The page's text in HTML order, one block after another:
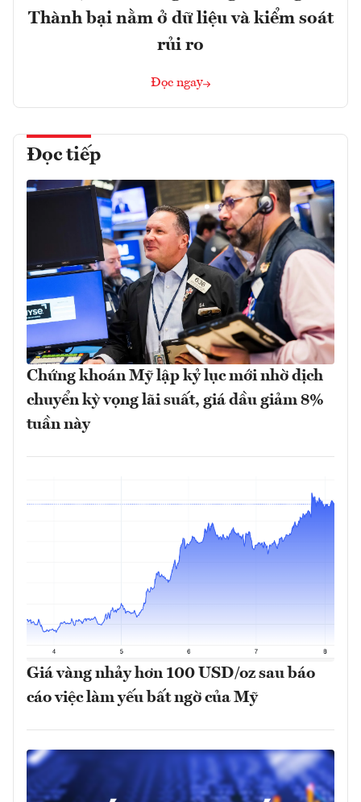
Thành bại nằm ở dữ liệu và kiểm soát
rủi ro
Đọc ngay
Đọc tiếp
Chứng khoán Mỹ lập kỷ lục mới nhờ dịch
chuyển kỳ vọng lãi suất, giá dầu giảm 8%
tuần này
Giá vàng nhảy hơn 100 USD/oz sau báo
cáo việc làm yếu bất ngờ của Mỹ